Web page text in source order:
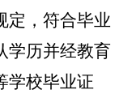
定，符合毕业
学历并经教育
学校毕业证